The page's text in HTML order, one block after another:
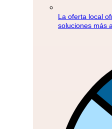
La oferta local
soluciones más